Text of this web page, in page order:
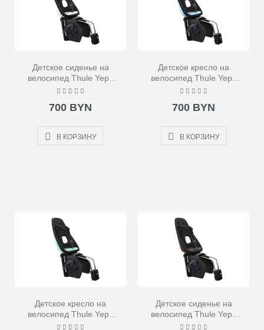
Детское сиденье на
велосипед Thule Yepp
Nexxt Maxi Frame
700 BYN
В КОРЗИНУ
Детское кресло на
велосипед Thule Yepp
Nexxt Maxi Frame
700 BYN
В КОРЗИНУ
Детское кресло на
велосипед Thule Yepp
Nexxt Maxi Frame
Детское сиденье на
велосипед Thule Yepp
Nexxt Maxi Frame